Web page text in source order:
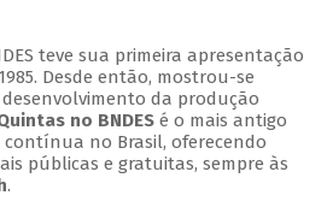
teve sua primeira apresentação
Desde então, mostrou-se
da produção
no BNDESé o mais antigo
no Brasil, oferecendo
públicas e gratuitas, sempre às
.